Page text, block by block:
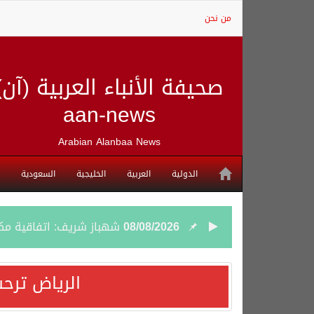
من نحن
صحيفة الأنباء العربية
aan-news
Arabian Alanbaa News
الدولية العربية الخليجية السعودية
08/08/2026 شهباز شريف: اتفاقية
08/08/2026أردوغان: اتفاقية مكة
الرياض